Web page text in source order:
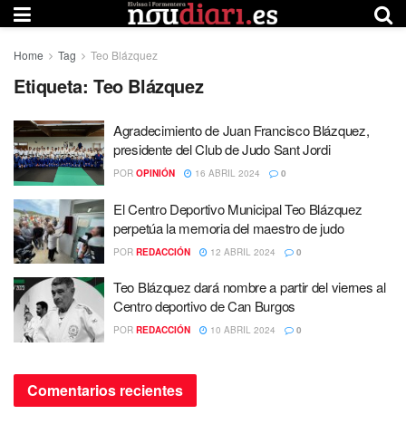
Home Tag Teo Blázquez
Etiqueta: Teo Blázquez
Agradecimiento de Juan Francisco Blázquez,
presidente del Club de Judo Sant Jordi
POR OPINIÓN 16 ABRIL 2024 0
El Centro Deportivo Municipal Teo Blázquez
perpetúa la memoria del maestro de judo
POR REDACCIÓN 12 ABRIL 2024 0
Teo Blázquez dará nombre a partir del viernes al
Centro deportivo de Can Burgos
POR REDACCIÓN 10 ABRIL 2024 0
Comentarios recientes